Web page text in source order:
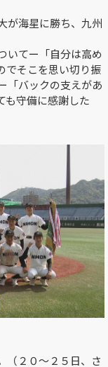
が海星に勝ち、九州
いてー「自分は高め
でそこを思い切り振
「バックの支えがあ
も守備に感謝した
（２０～２５日、さ